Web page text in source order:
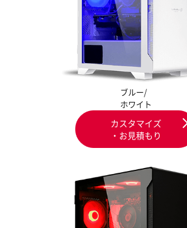
ブルー/
ホワイト
カスタマイズ
・お見積もり